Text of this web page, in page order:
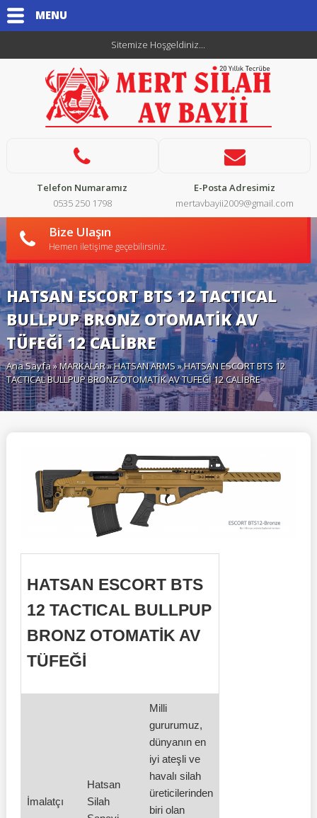
MENU
Sitemize Hoşgeldiniz...
Telefon Numaramız
0535 250 1798
E-Posta Adresimiz
mertavbayii2009@gmail.com
Bize Ulaşın
Hemen iletişime geçebilirsiniz.
HATSAN ESCORT BTS 12 TACTICAL
BULLPUP BRONZ OTOMATİK AV
TÜFEĞİ 12 CALİBRE
Ana Sayfa»MARKALAR»HATSAN ARMS» HATSAN ESCORT BTS 12
TACTICAL BULLPUP BRONZ OTOMATİK AV TÜFEĞİ 12 CALİBRE
HATSAN ESCORT BTS
12 TACTICAL BULLPUP
BRONZ OTOMATİK AV
TÜFEĞİ
İmalatçı
Hatsan
Silah
Milli
gururumuz,
dünyanın en
iyi ateşli ve
havalı silah
üreticilerinden
biri olan